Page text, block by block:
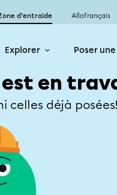
d’entraide Allofrançais
Explorer Poser
est en
celles déjà